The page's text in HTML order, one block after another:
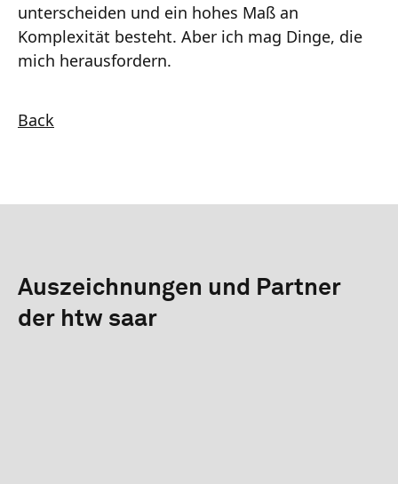
unterscheiden und ein hohes Maß an
Komplexität besteht. Aber ich mag Dinge, die
mich herausfordern.
Back
Auszeichnungen und Partner
der htw saar